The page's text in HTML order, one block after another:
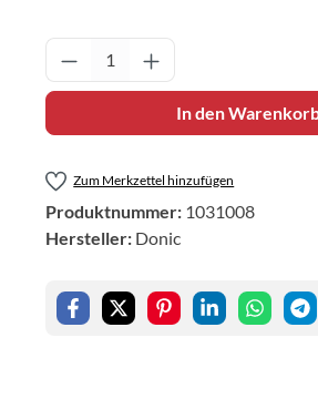
Produkt Anzahl: Gib
In den
Zum Merkzettel hinzufügen
Produktnummer: 1031008
Hersteller: Donic